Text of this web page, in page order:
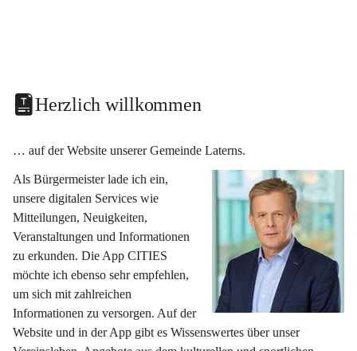
Herzlich willkommen
… auf der Website unserer Gemeinde Laterns.
Als Bürgermeister lade ich ein,
unsere digitalen Services wie
Mitteilungen, Neuigkeiten,
Veranstaltungen und Informationen
zu erkunden. Die App CITIES
möchte ich ebenso sehr empfehlen,
um sich mit zahlreichen
Informationen zu versorgen. Auf der
Website und in der App gibt es Wissenswertes über unser